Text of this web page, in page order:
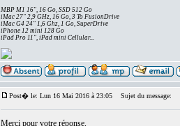
MBP M1 16", 16 Go, SSD 512 Go
iMac 27" 2,9 GHz, 16 Go, 3 To FusionDrive
iMac G4 24" 1,6 Ghz, 1 Go, SuperDrive
iPhone 12 mini 128 Go
iPad Pro 11", iPad mini Cellular...
Post� le: Lun 16 Mai 2016 à 23:05 Sujet du message:
Merci pour votre réponse.